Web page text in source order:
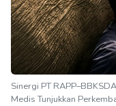
Sinergi PT
Medis Tunjukkan